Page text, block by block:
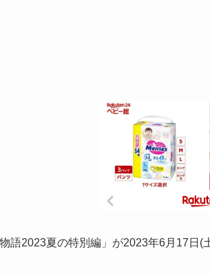
語2023夏の特別編」が2023年6月17日(